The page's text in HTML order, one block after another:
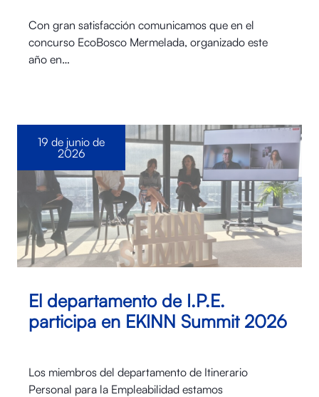
Con gran satisfacción comunicamos que en el
concurso EcoBosco Mermelada, organizado este
año en…
El departamento de I.P.E.
participa en EKINN Summit 2026
Los miembros del departamento de Itinerario
Personal para la Empleabilidad estamos
19 de junio de
2026